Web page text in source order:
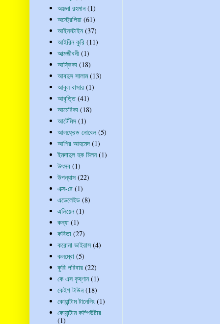
অঞ্জনা রহমান (1)
অস্ট্রেলিয়া (61)
আইনস্টাইন (37)
আইরিন কুরি (11)
আত্মজীবনী (1)
আফ্রিকা (18)
আবদুস সালাম (13)
আবুল বাসার (1)
আবৃত্তি (41)
আমেরিকা (18)
আর্টেমিস (1)
আলফ্রেড নোবেল (5)
আশির আহমেদ (1)
ইমদাদুল হক মিলন (1)
উৎসব (1)
উপন্যাস (22)
এক্স-রে (1)
এডেলেইড (8)
এলিয়েন (1)
কন্যা (1)
কবিতা (27)
করোনা ভাইরাস (4)
কলম্বো (5)
কুরি পরিবার (22)
কে এস কৃষ্ণান (1)
কেইপ টাউন (18)
কোয়ান্টাম টানেলিং (1)
কোয়ান্টাম কম্পিউটার
(1)